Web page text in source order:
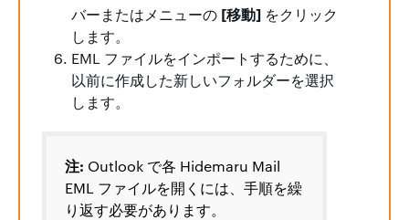
バーまたはメニューの [移動] をクリック
します。
EML ファイルをインポートするために、
以前に作成した新しいフォルダーを選択
します。
注: Outlook で各 Hidemaru Mail
EML ファイルを開くには、手順を繰
り返す必要があります。